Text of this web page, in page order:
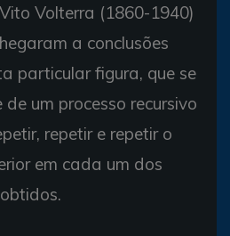
Volterra (1860-1940)
a conclusões
particular figura, que se
um processo recursivo
repetir e repetir o
em cada um dos